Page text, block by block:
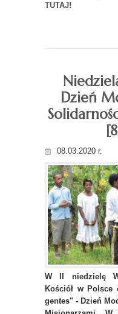
TUTAJ!
Dzień
08.03.2020 r.
W II niedzielę
Kościół w
gentes" - Dzień